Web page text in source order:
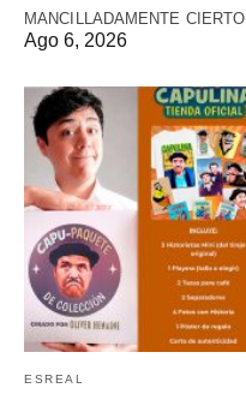
MANCILLADAMENTE CIERTO
Ago 6, 2026
ESREAL